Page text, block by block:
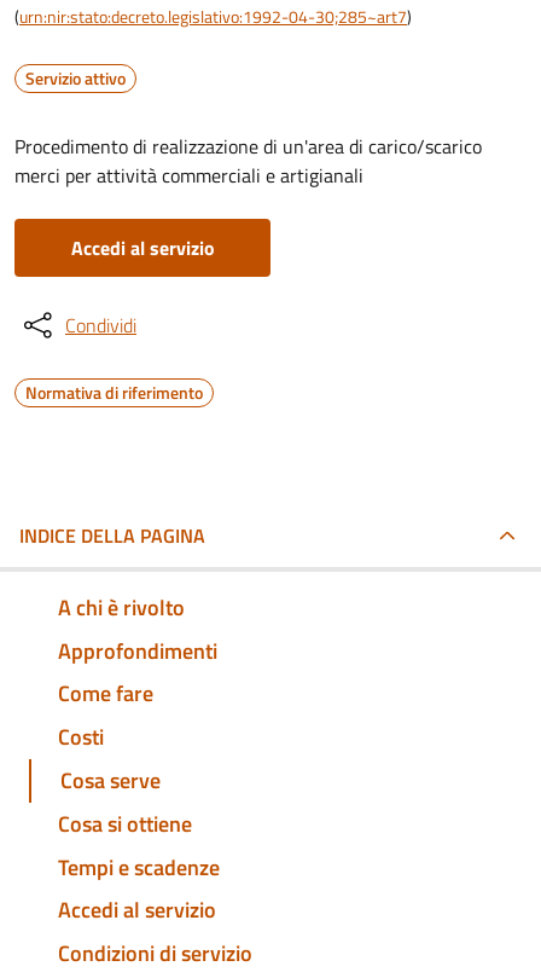
(urn:nir:stato:decreto.legislativo:1992-04-30;285~art7)
Servizio attivo
Procedimento di realizzazione di un'area di carico/scarico
merci per attività commerciali e artigianali
Accedi al servizio
Condividi
Normativa di riferimento
INDICE DELLA PAGINA
A chi è rivolto
Approfondimenti
Come fare
Costi
Cosa serve
Cosa si ottiene
Tempi e scadenze
Accedi al servizio
Condizioni di servizio